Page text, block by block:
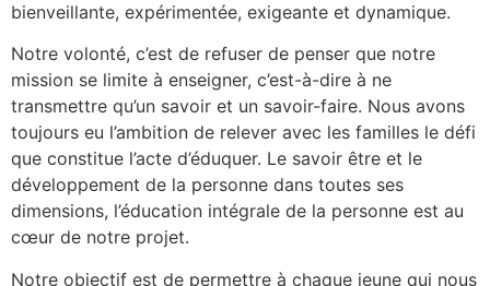
bienveillante, expérimentée, exigeante et dynamique.
Notre volonté, c’est de refuser de penser que notre
mission se limite à enseigner, c’est-à-dire à ne
transmettre qu’un savoir et un savoir-faire. Nous avons
toujours eu l’ambition de relever avec les familles le défi
que constitue l’acte d’éduquer. Le savoir être et le
développement de la personne dans toutes ses
dimensions, l’éducation intégrale de la personne est au
cœur de notre projet.
Notre objectif est de permettre à chaque jeune qui nous